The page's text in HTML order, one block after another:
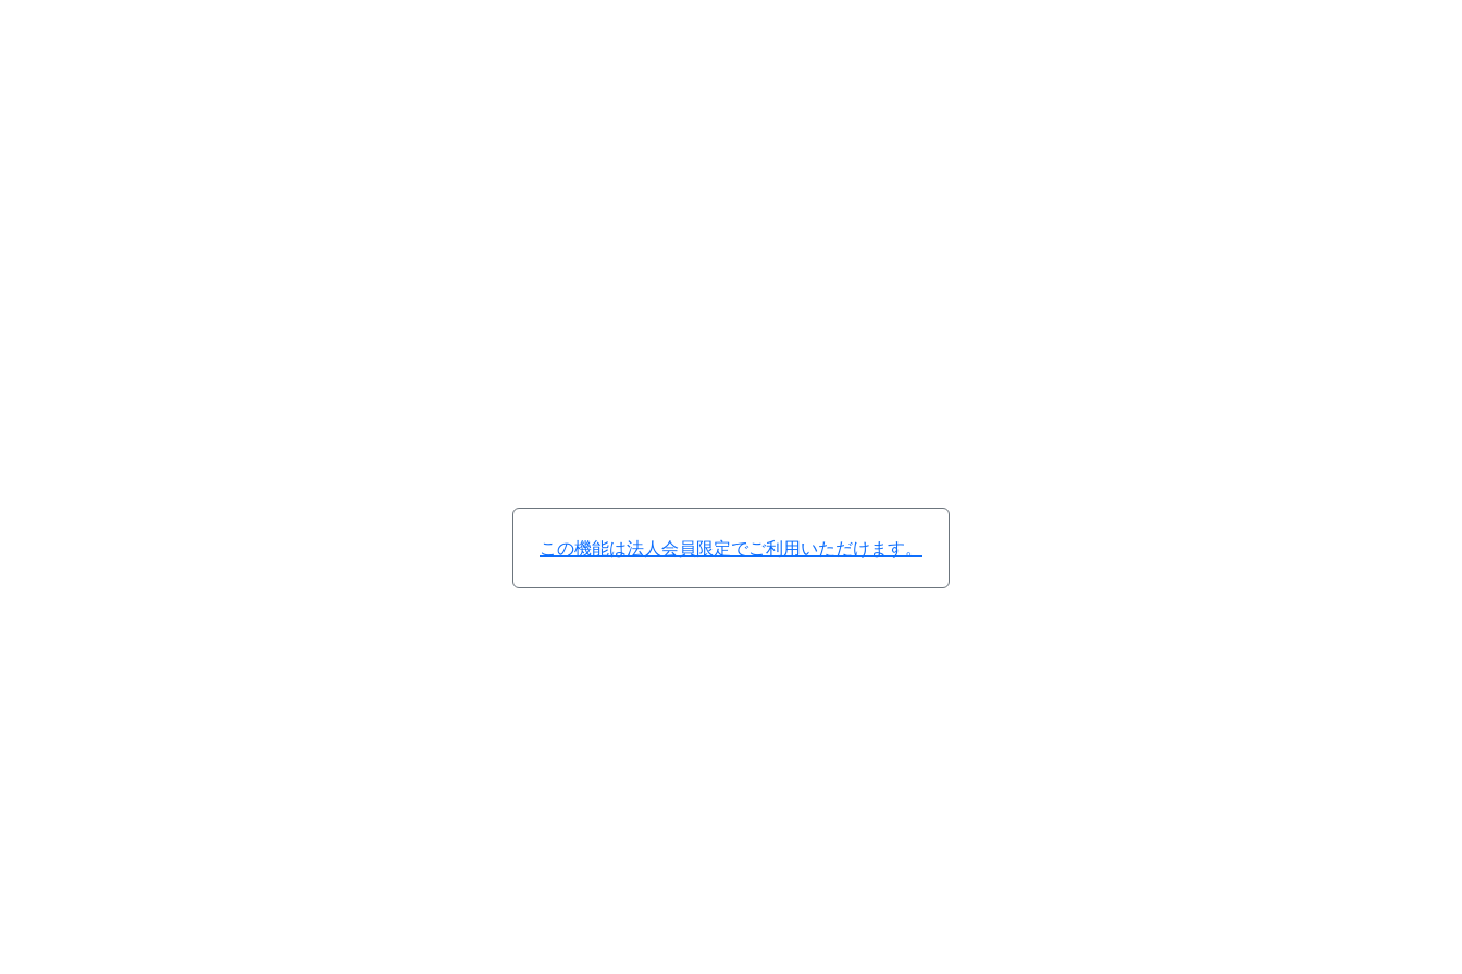
この機能は法人会員限定でご利用いただけます。